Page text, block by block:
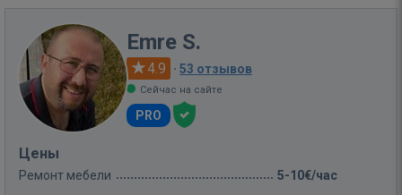
Emre S.
4.9 · 53 отзывов
Сейчас на сайте
PRO
Цены
Ремонт мебели 5-10€/час